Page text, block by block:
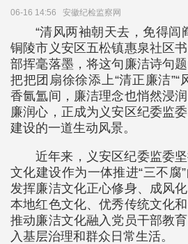
06-16 14:56 安徽纪检监察网
“清风两袖朝天去，免得闾
铜陵市义安区五松镇惠泉社区
部挥毫落墨，将这句廉洁诗句
把把团扇徐徐添上“清正廉洁”“
香氤氲间，廉洁理念也悄然浸
廉润心，正成为义安区纪委监
建设的一道生动风景。
近年来，义安区纪委监委
文化建设作为一体推进“三不腐
发挥廉洁文化正心修身、成风
本地红色文化、优秀传统文化
推动廉洁文化融入党员干部教
入基层治理和群众日常生活。